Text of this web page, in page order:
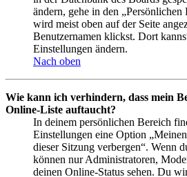
ändern, gehe in den
wird meist oben auf der Seite
Benutzernamen klickst. Dort
Einstellungen ändern.
Nach oben
Wie kann ich verhindern, dass mein
Online-Liste auftaucht?
In deinem persönlichen Bereich
Einstellungen eine Option
dieser Sitzung verbergen“. Wenn
können nur Administratoren,
deinen Online-Status sehen. Du